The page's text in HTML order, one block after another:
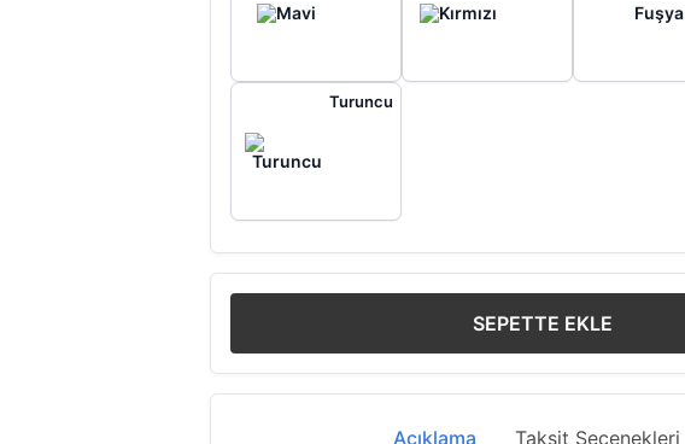
Fuşya
Turuncu
SEPETTE EKLE
Açıklama Taksit Seçenekleri